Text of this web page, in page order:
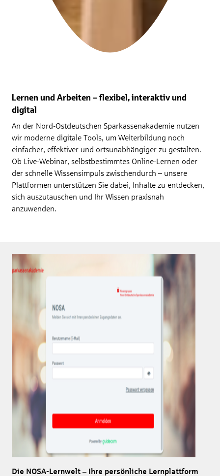
Lernen und Arbeiten – flexibel, interaktiv und
digital
An der Nord-Ostdeutschen Sparkassenakademie nutzen
wir moderne digitale Tools, um Weiterbildung noch
einfacher, effektiver und ortsunabhängiger zu gestalten.
Ob Live-Webinar, selbstbestimmtes Online-Lernen oder
der schnelle Wissensimpuls zwischendurch – unsere
Plattformen unterstützen Sie dabei, Inhalte zu entdecken,
sich auszutauschen und Ihr Wissen praxisnah
anzuwenden.
Die NOSA-Lernwelt – Ihre persönliche Lernplattform